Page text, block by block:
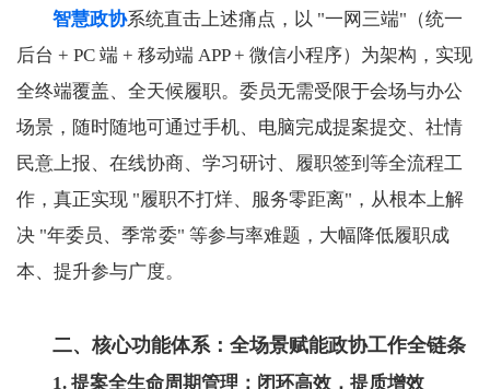
智慧政协系统直击上述痛点，以 "一网三端"（统一
后台 + PC 端 + 移动端 APP + 微信小程序）为架构，实现
全终端覆盖、全天候履职。委员无需受限于会场与办公
场景，随时随地可通过手机、电脑完成提案提交、社情
民意上报、在线协商、学习研讨、履职签到等全流程工
作，真正实现 "履职不打烊、服务零距离"，从根本上解
决 "年委员、季常委" 等参与率难题，大幅降低履职成
本、提升参与广度。
二、核心功能体系：全场景赋能政协工作全链条
1. 提案全生命周期管理：闭环高效，提质增效